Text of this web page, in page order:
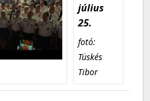
július
25.
fotó:
Tüskés
Tibor